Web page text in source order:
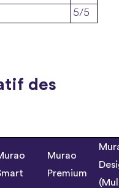
5/5
des
Murao
Premium